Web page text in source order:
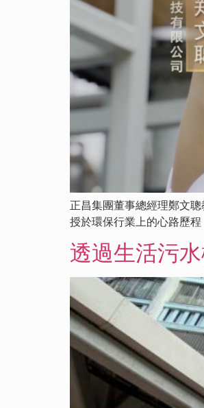
正昌集團董事總經理鄭文
授於環保行業上的心路歷
透過生活污